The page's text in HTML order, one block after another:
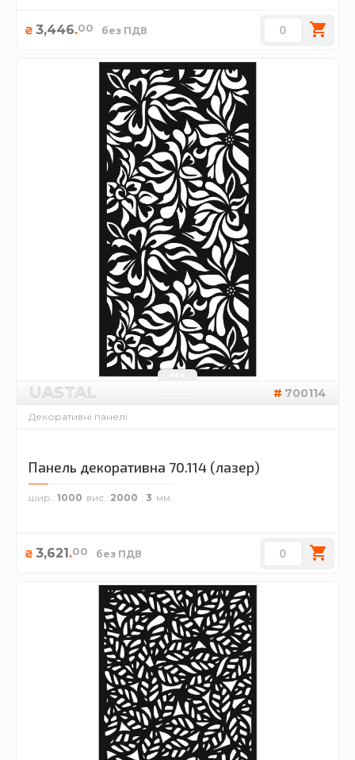
₴ 3,446.00 без ПДВ
UASTAL 700114
Декоративні панелі
Панель декоративна 70.114 (лазер)
шир. 1000 вис. 2000 3
₴ 3,621.00 без ПДВ